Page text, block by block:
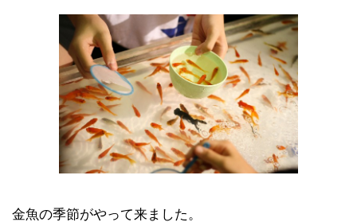
金魚の季節がやって来ました。